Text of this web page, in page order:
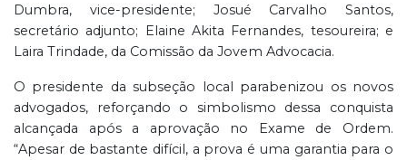
Dumbra, vice-presidente; Josué Carvalho Santos,
secretário adjunto; Elaine Akita Fernandes, tesoureira; e
Laira Trindade, da Comissão da Jovem Advocacia.
O presidente da subseção local parabenizou os novos
advogados, reforçando o simbolismo dessa conquista
alcançada após a aprovação no Exame de Ordem.
“Apesar de bastante difícil, a prova é uma garantia para o